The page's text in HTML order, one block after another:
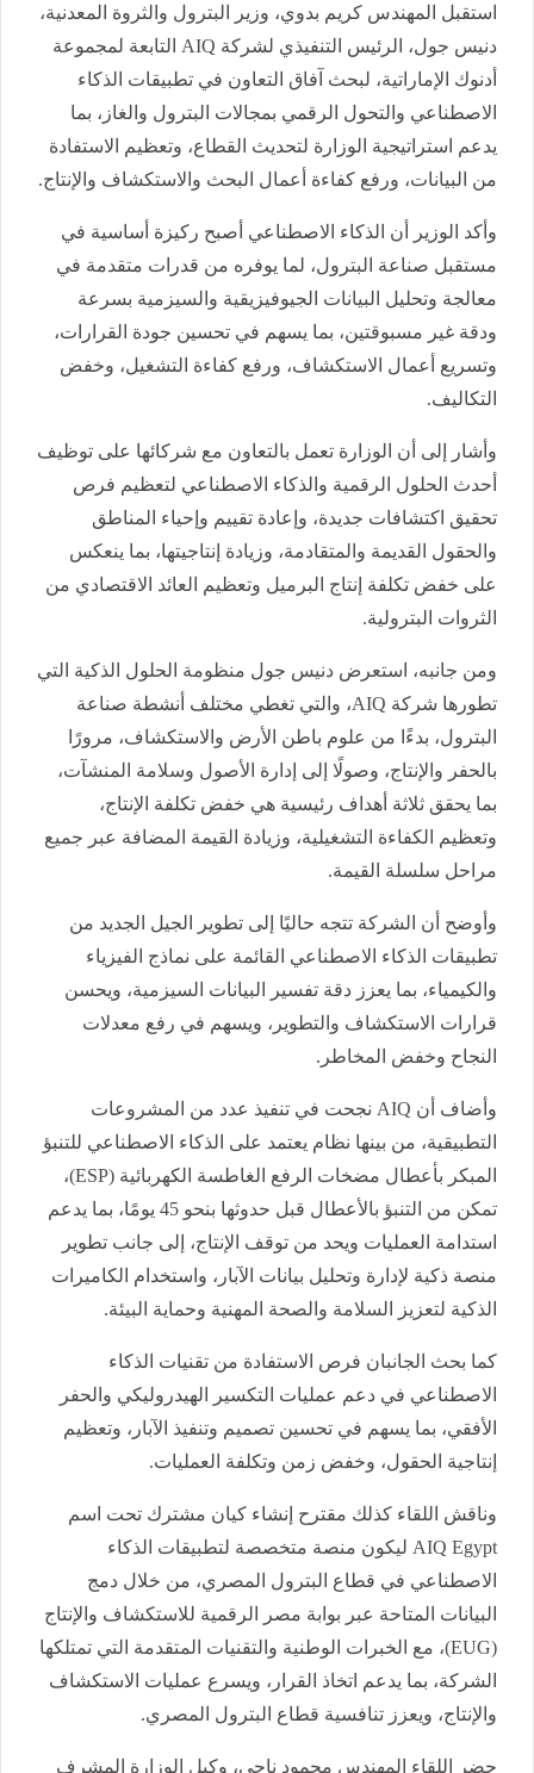
استقبل المهندس كريم بدوي، وزير البترول والثروة المعدنية،
دنيس جول، الرئيس التنفيذي لشركة AIQ التابعة لمجموعة
أدنوك الإماراتية، لبحث آفاق التعاون في تطبيقات الذكاء
الاصطناعي والتحول الرقمي بمجالات البترول والغاز، بما
يدعم استراتيجية الوزارة لتحديث القطاع، وتعظيم الاستفادة
من البيانات، ورفع كفاءة أعمال البحث والاستكشاف والإنتاج.
وأكد الوزير أن الذكاء الاصطناعي أصبح ركيزة أساسية في
مستقبل صناعة البترول، لما يوفره من قدرات متقدمة في
معالجة وتحليل البيانات الجيوفيزيقية والسيزمية بسرعة
ودقة غير مسبوقتين، بما يسهم في تحسين جودة القرارات،
وتسريع أعمال الاستكشاف، ورفع كفاءة التشغيل، وخفض
التكاليف.
وأشار إلى أن الوزارة تعمل بالتعاون مع شركائها على توظيف
أحدث الحلول الرقمية والذكاء الاصطناعي لتعظيم فرص
تحقيق اكتشافات جديدة، وإعادة تقييم وإحياء المناطق
والحقول القديمة والمتقادمة، وزيادة إنتاجيتها، بما ينعكس
على خفض تكلفة إنتاج البرميل وتعظيم العائد الاقتصادي من
الثروات البترولية.
ومن جانبه، استعرض دنيس جول منظومة الحلول الذكية التي
تطورها شركة AIQ، والتي تغطي مختلف أنشطة صناعة
البترول، بدءًا من علوم باطن الأرض والاستكشاف، مرورًا
بالحفر والإنتاج، وصولًا إلى إدارة الأصول وسلامة المنشآت،
بما يحقق ثلاثة أهداف رئيسية هي خفض تكلفة الإنتاج،
وتعظيم الكفاءة التشغيلية، وزيادة القيمة المضافة عبر جميع
مراحل سلسلة القيمة.
وأوضح أن الشركة تتجه حاليًا إلى تطوير الجيل الجديد من
تطبيقات الذكاء الاصطناعي القائمة على نماذج الفيزياء
والكيمياء، بما يعزز دقة تفسير البيانات السيزمية، ويحسن
قرارات الاستكشاف والتطوير، ويسهم في رفع معدلات
النجاح وخفض المخاطر.
وأضاف أن AIQ نجحت في تنفيذ عدد من المشروعات
التطبيقية، من بينها نظام يعتمد على الذكاء الاصطناعي للتنبؤ
المبكر بأعطال مضخات الرفع الغاطسة الكهربائية (ESP)،
تمكن من التنبؤ بالأعطال قبل حدوثها بنحو 45 يومًا، بما يدعم
استدامة العمليات ويحد من توقف الإنتاج، إلى جانب تطوير
منصة ذكية لإدارة وتحليل بيانات الآبار، واستخدام الكاميرات
الذكية لتعزيز السلامة والصحة المهنية وحماية البيئة.
كما بحث الجانبان فرص الاستفادة من تقنيات الذكاء
الاصطناعي في دعم عمليات التكسير الهيدروليكي والحفر
الأفقي، بما يسهم في تحسين تصميم وتنفيذ الآبار، وتعظيم
إنتاجية الحقول، وخفض زمن وتكلفة العمليات.
وناقش اللقاء كذلك مقترح إنشاء كيان مشترك تحت اسم
AIQ Egypt ليكون منصة متخصصة لتطبيقات الذكاء
الاصطناعي في قطاع البترول المصري، من خلال دمج
البيانات المتاحة عبر بوابة مصر الرقمية للاستكشاف والإنتاج
(EUG)، مع الخبرات الوطنية والتقنيات المتقدمة التي تمتلكها
الشركة، بما يدعم اتخاذ القرار، ويسرع عمليات الاستكشاف
والإنتاج، ويعزز تنافسية قطاع البترول المصري.
حضر اللقاء المهندس محمود ناجي، وكيل الوزارة المشرف